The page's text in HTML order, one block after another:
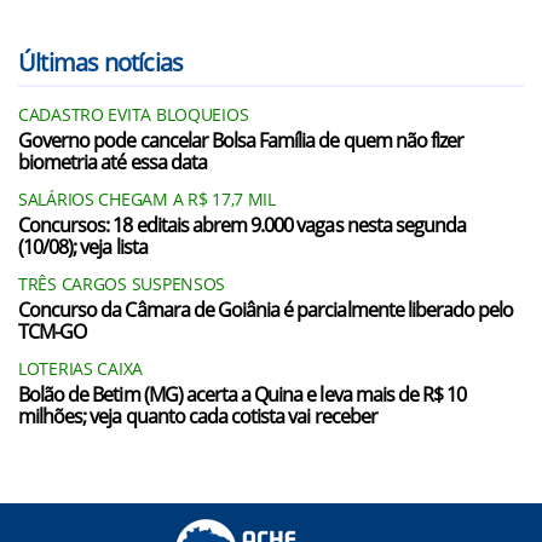
Últimas notícias
CADASTRO EVITA BLOQUEIOS
Governo pode cancelar Bolsa Família de quem não fizer
biometria até essa data
SALÁRIOS CHEGAM A R$ 17,7 MIL
Concursos: 18 editais abrem 9.000 vagas nesta segunda
(10/08); veja lista
TRÊS CARGOS SUSPENSOS
Concurso da Câmara de Goiânia é parcialmente liberado pelo
TCM-GO
LOTERIAS CAIXA
Bolão de Betim (MG) acerta a Quina e leva mais de R$ 10
milhões; veja quanto cada cotista vai receber